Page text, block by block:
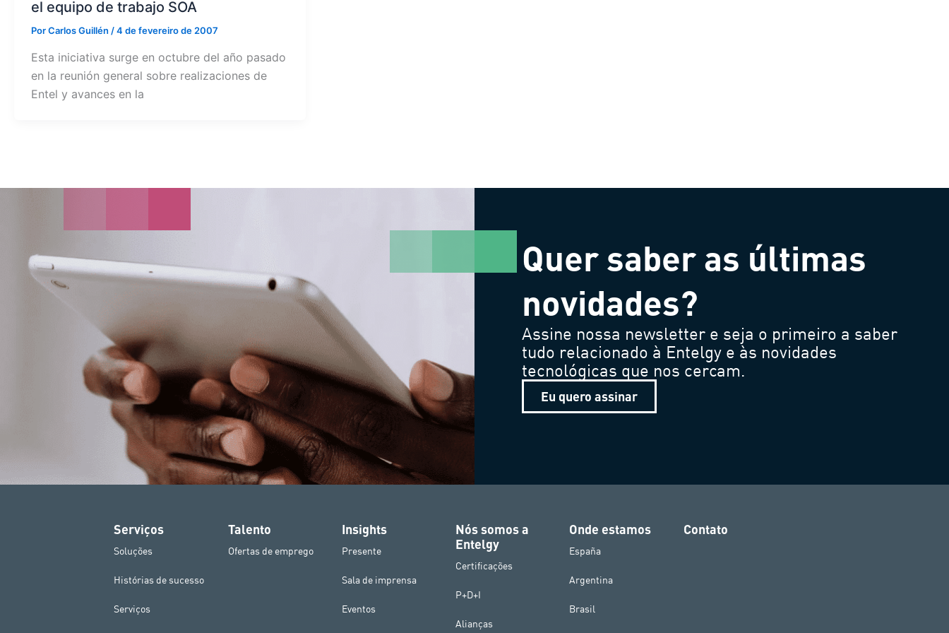
el equipo de trabajo SOA
PorCarlos Guillén /4 de fevereiro de 2007
Esta iniciativa surge en octubre del año pasado
en la reunión general sobre realizaciones de
Entel y avances en la
Quer saber as últimas
novidades?
Assine nossa newsletter e seja o primeiro a saber
tudo relacionado à Entelgy e às novidades
tecnológicas que nos cercam.
Eu quero assinar
Serviços
Soluções
Histórias de sucesso
Serviços
Talento
Ofertas de emprego
Insights
Presente
Sala de imprensa
Eventos
Nós somos a
Entelgy
Certificações
P+D+I
Alianças
Onde estamos
España
Argentina
Brasil
Contato